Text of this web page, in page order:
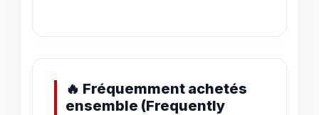
🔥 Fréquemment achetés
ensemble (Frequently